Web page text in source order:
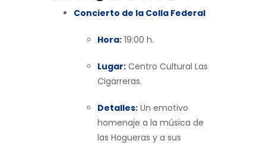
Concierto de la Colla Federal
Hora: 19:00 h.
Lugar: Centro Cultural Las
Cigarreras.
Detalles: Un emotivo
homenaje a la música de
las Hogueras y a sus